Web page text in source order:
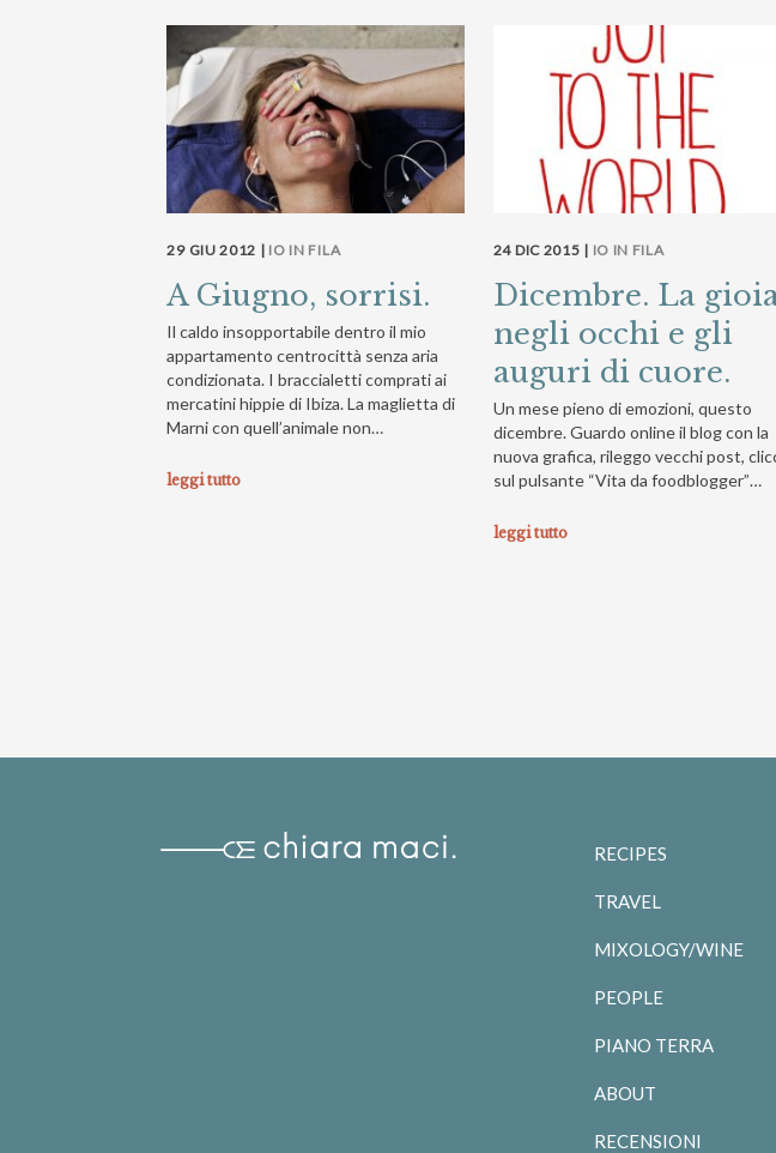
29 GIU 2012 | IO IN FILA
A Giugno, sorrisi.
Il caldo insopportabile dentro il mio
appartamento centrocittà senza aria
condizionata. I braccialetti comprati ai
mercatini hippie di Ibiza. La maglietta di
Marni con quell’animale non…
leggi tutto
24 DIC 2015 | IO IN FILA
Dicembre. La
negli occhi e gli
auguri di cuore.
Un mese pieno di emozioni, questo
dicembre. Guardo online il blog con la
nuova grafica, rileggo vecchi post,
sul pulsante “Vita da foodblogger”…
leggi tutto
RECIPES
TRAVEL
MIXOLOGY/WINE
PEOPLE
PIANO TERRA
ABOUT
RECENSIONI